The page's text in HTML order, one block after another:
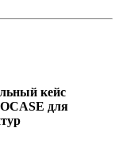
кейс
для